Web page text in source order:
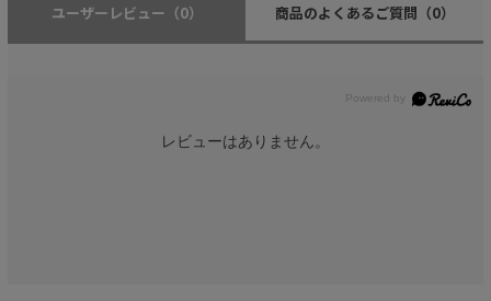
ユーザーレビュー （0） 商品のよくあるご質問 （0）
レビューはありません。